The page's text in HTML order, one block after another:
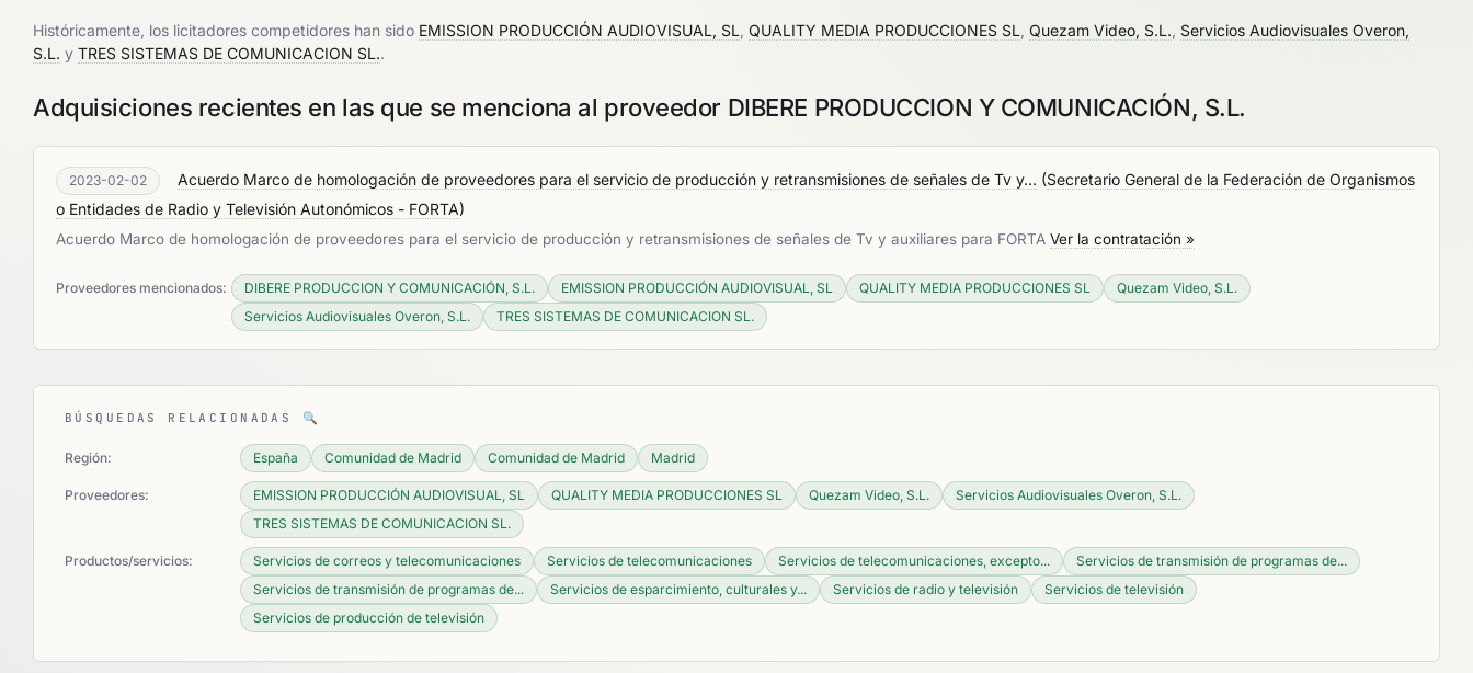
Históricamente, los licitadores competidores han sido EMISSION PRODUCCIÓN AUDIOVISUAL, SL QUALITY MEDIA PRODUCCIONES SL Quezam Video, S.L. Servicios Audiovisuales Overon,
S.L. y TRES SISTEMAS DE COMUNICACION SL..
Adquisiciones recientes en las que se menciona al proveedor DIBERE PRODUCCION Y COMUNICACIÓN, S.L.
2023-02-02 Acuerdo Marco de homologación de proveedores para el servicio de producción y retransmisiones de señales de Tv y... (Secretario General de la Federación de Organismos
o Entidades de Radio y Televisión Autonómicos - FORTA)
Acuerdo Marco de homologación de proveedores para el servicio de producción y retransmisiones de señales de Tv y auxiliares para FORTA Ver la contratación »
Proveedores mencionados: DIBERE PRODUCCION Y COMUNICACIÓN, S.L. EMISSION PRODUCCIÓN AUDIOVISUAL, SL QUALITY MEDIA PRODUCCIONES SL
Quezam Video, S.L.
Servicios Audiovisuales Overon, S.L.
TRES SISTEMAS DE COMUNICACION SL.
BÚSQUEDAS RELACIONADAS 🔍
Región: España Comunidad de Madrid Comunidad de Madrid Madrid
Proveedores: EMISSION PRODUCCIÓN AUDIOVISUAL, SL QUALITY MEDIA PRODUCCIONES SL Quezam Video, S.L.
Servicios Audiovisuales Overon, S.L.
TRES SISTEMAS DE COMUNICACION SL.
Productos/servicios: Servicios de correos y telecomunicaciones Servicios de telecomunicaciones Servicios de telecomunicaciones, excepto...
Servicios de transmisión de programas de...
Servicios de transmisión de programas de...
Servicios de esparcimiento, culturales y... Servicios de radio y televisión
Servicios de televisión
Servicios de producción de televisión